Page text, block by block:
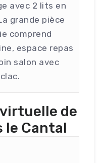
avec 2 lits en
grande pièce
comprend
espace repas
salon avec
de
le Cantal